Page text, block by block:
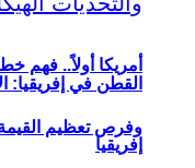
أمريكا أولاً.. فهم
إفريقيا
القطن في إفريقيا:
وفرص تعظيم